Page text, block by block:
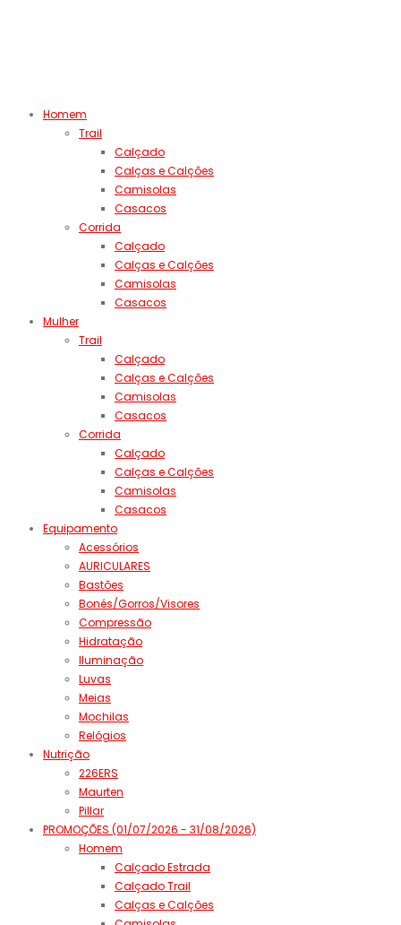
Homem
Trail
Calçado
Calças e Calções
Camisolas
Casacos
Corrida
Calçado
Calças e Calções
Camisolas
Casacos
Mulher
Trail
Calçado
Calças e Calções
Camisolas
Casacos
Corrida
Calçado
Calças e Calções
Camisolas
Casacos
Equipamento
Acessórios
AURICULARES
Bastões
Bonés/Gorros/Visores
Compressão
Hidratação
Iluminação
Luvas
Meias
Mochilas
Relógios
Nutrição
226ERS
Maurten
Pillar
PROMOÇÕES (01/07/2026 - 31/08/2026)
Homem
Calçado Estrada
Calçado Trail
Calças e Calções